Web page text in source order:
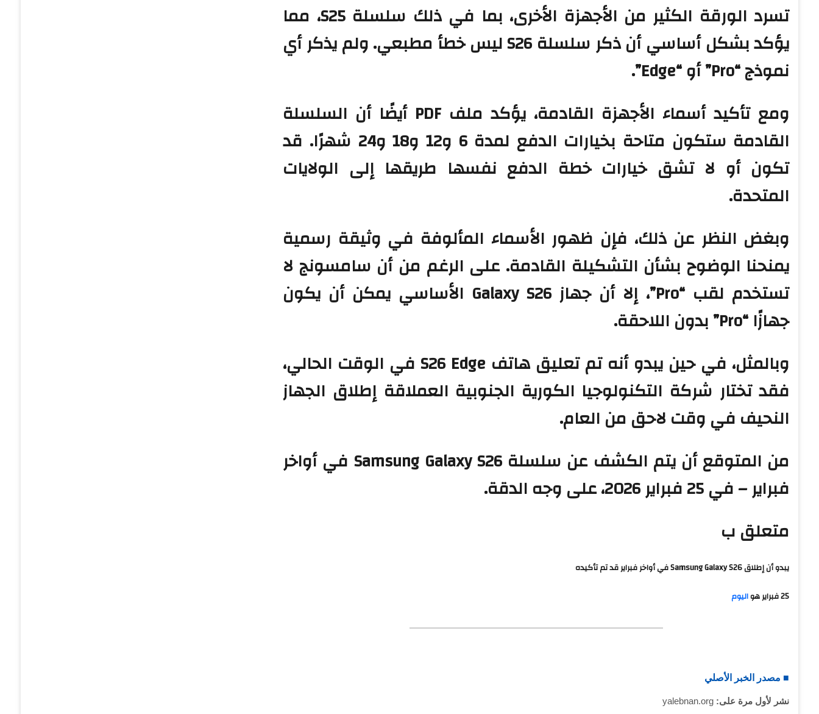
تسرد الورقة الكثير من الأجهزة الأخرى، بما في ذلك سلسلة S25، مما
يؤكد بشكل أساسي أن ذكر سلسلة S26 ليس خطأ مطبعي. ولم يذكر أي
نموذج “Pro” أو “Edge”.
ومع تأكيد أسماء الأجهزة القادمة، يؤكد ملف PDF أيضًا أن السلسلة
القادمة ستكون متاحة بخيارات الدفع لمدة 6 و12 و18 و24 شهرًا. قد
تكون أو لا تشق خيارات خطة الدفع نفسها طريقها إلى الولايات
المتحدة.
وبغض النظر عن ذلك، فإن ظهور الأسماء المألوفة في وثيقة رسمية
يمنحنا الوضوح بشأن التشكيلة القادمة. على الرغم من أن سامسونج لا
تستخدم لقب “Pro”، إلا أن جهاز Galaxy S26 الأساسي يمكن أن يكون
جهازًا “Pro” بدون اللاحقة.
وبالمثل، في حين يبدو أنه تم تعليق هاتف S26 Edge في الوقت الحالي،
فقد تختار شركة التكنولوجيا الكورية الجنوبية العملاقة إطلاق الجهاز
النحيف في وقت لاحق من العام.
من المتوقع أن يتم الكشف عن سلسلة Samsung Galaxy S26 في أواخر
فبراير – في 25 فبراير 2026، على وجه الدقة.
متعلق ب
يبدو أن إطلاق Samsung Galaxy S26 في أواخر فبراير قد تم تأكيده
25 فبراير هو
اليوم
■ مصدر الخبر الأصلي
نشر لأول مرة على: yalebnan.org